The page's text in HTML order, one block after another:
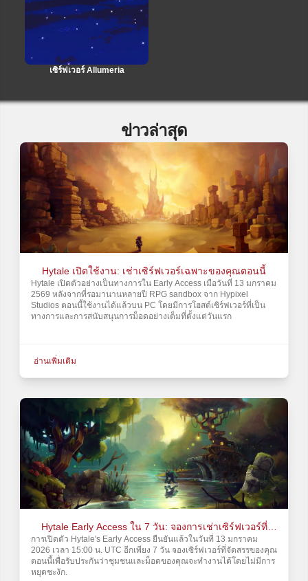
เซิร์ฟเวอร์ Allumeria
ข่าวล่าสุด
Hytale เปิดใช้งาน: เช่าเซิร์ฟเวอร์เฉพาะของคุณตอนนี้
Hytale เปิดตัวอย่างเป็นทางการใน Early Access เมื่อวันที่ 13 มกราคม
2569 หลังจากที่รอมานานหลายปี RPG sandbox จาก Hypixel
Studios ตอนนี้ใช้งานได้แล้วบน PC โดยมีการโฮสต์เซิร์ฟเวอร์ที่เป็น
ทางการและการสนับสนุนการม็อดอย่างเต็มที่ตั้งแต่วันแรก
อ่านเพิ่มเติม
Hytale Early Access ใน 7 วัน: จองการเช่าเซิร์ฟเวอร์ที่
จัดสรรของคุณ
การเปิดตัว Hytale's Early Access ยืนยันแล้วในวันที่ 13 มกราคม
2026 เวลา 15:00 น. UTC อีกเพียง 7 วัน จองเซิร์ฟเวอร์ที่จัดสรรของคุณ
ตอนนี้เพื่อรับประกันว่าชุมชนและม็อดของคุณจะทำงานได้โดยไม่มีการ
หยุดชะงัก.